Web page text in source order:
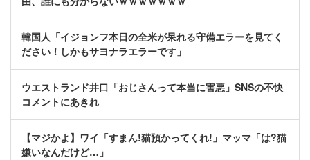
韓国人「イジョンフ本日の全米が呆れる守備エラーを見てく
ださい！しかもサヨナラエラーです」
ウエストランド井口「おじさんって本当に害悪」SNSの不快
コメントにあきれ
【マジかよ】ワイ「すまん!猫預かってくれ!」マッマ「は?猫
嫌いなんだけど…」